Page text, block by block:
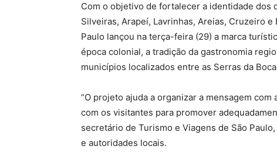
Com o objetivo de fortalecer a identidade dos
Silveiras, Arapeí, Lavrinhas, Areias, Cruzeiro e
Paulo lançou na terça-feira (29) a marca
época colonial, a tradição da gastronomia
municípios localizados entre as Serras da
“O projeto ajuda a organizar a mensagem
com os visitantes para promover
secretário de Turismo e Viagens de São
e autoridades locais.